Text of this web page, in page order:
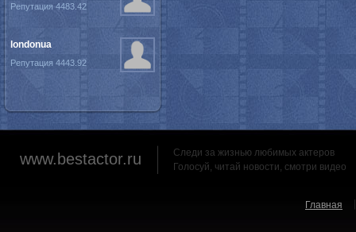
Репутация 4483.42
londonua
Репутация 4443.92
www.bestactor.ru
Следи за жизнью любимых актеров
Голосуй, читай новости, смотри видео
Главная